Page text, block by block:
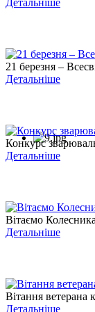
Детальніше
21 березня –
Детальніше
Конкурс
Детальніше
Вітаємо
Детальніше
Вітання
Детальніше